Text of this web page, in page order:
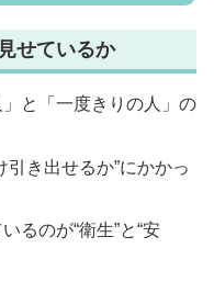
せているか
と「一度きりの人」の
き出せるか”にかかっ
るのが“衛生”と“安